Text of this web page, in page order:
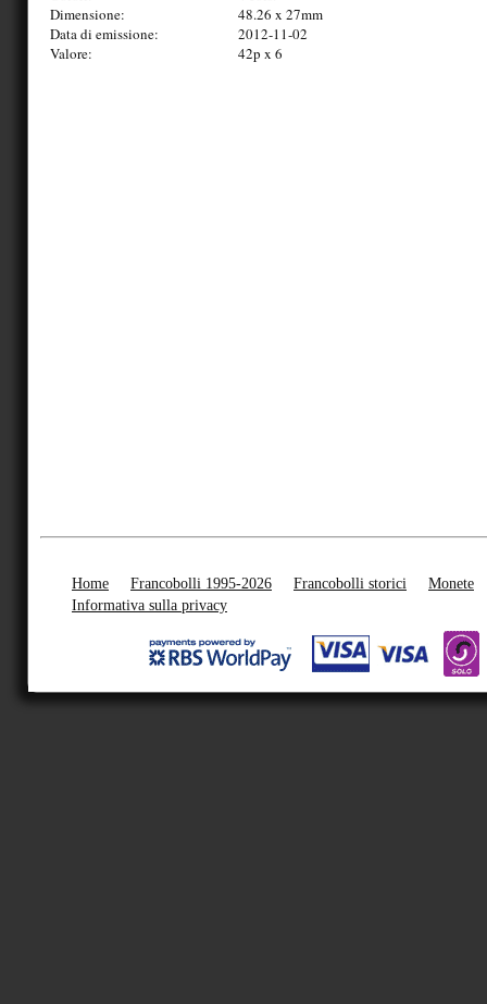
Dimensione:
48.26 x 27mm
Data di emissione:
2012-11-02
Valore:
42p x 6
Home Francobolli 1995-2026 Francobolli storici
Monete
Informativa sulla privacy